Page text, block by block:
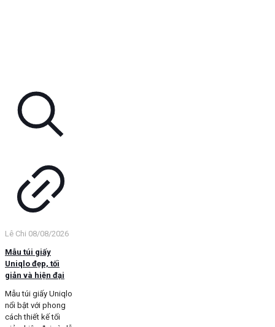
Lê Chi 08/08/2026
Mẫu túi giấy
Uniqlo đẹp, tối
giản và hiện đại
Mẫu túi giấy Uniqlo
nổi bật với phong
cách thiết kế tối